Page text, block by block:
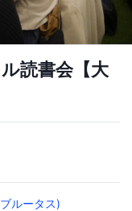
読書会【大
ルータス)